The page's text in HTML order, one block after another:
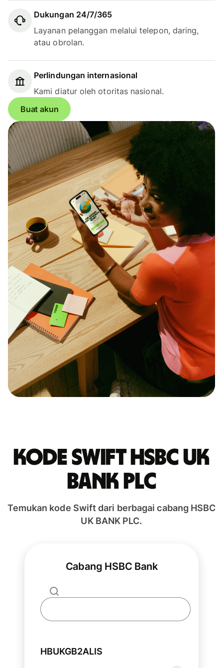
Dukungan 24/7/365
Layanan pelanggan melalui telepon, daring,
atau obrolan.
Perlindungan internasional
Kami diatur oleh otoritas nasional.
Buat akun
Kode Swift HSBC UK
BANK PLC
Temukan kode Swift dari berbagai cabang HSBC
UK BANK PLC.
Cabang HSBC Bank
HBUKGB2ALIS